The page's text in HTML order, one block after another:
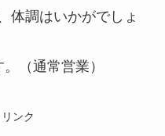
体調はいかがでしょ
（通常営業）
ンク